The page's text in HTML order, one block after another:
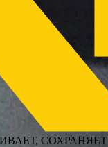
СОХРАНЯЕТ